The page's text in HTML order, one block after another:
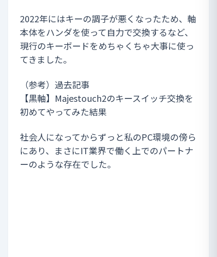
2022年にはキーの調子が悪くなったため、軸
本体をハンダを使って自力で交換するなど、
現行のキーボードをめちゃくちゃ大事に使っ
てきました。
（参考）過去記事
【黒軸】Majestouch2のキースイッチ交換を
初めてやってみた結果
社会人になってからずっと私のPC環境の傍ら
にあり、まさにIT業界で働く上でのパートナ
ーのような存在でした。